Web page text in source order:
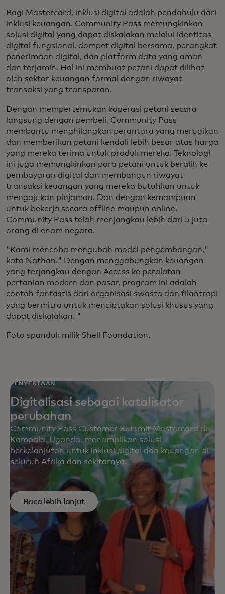
Bagi Mastercard, inklusi digital adalah pendahulu dari
inklusi keuangan. Community Pass memungkinkan
solusi digital yang dapat diskalakan melalui identitas
digital fungsional, dompet digital bersama, perangkat
penerimaan digital, dan platform data yang aman
dan terjamin. Hal ini membuat petani dapat dilihat
oleh sektor keuangan formal dengan riwayat
transaksi yang transparan.
Dengan mempertemukan koperasi petani secara
langsung dengan pembeli, Community Pass
membantu menghilangkan perantara yang merugikan
dan memberikan petani kendali lebih besar atas harga
yang mereka terima untuk produk mereka. Teknologi
ini juga memungkinkan para petani untuk beralih ke
pembayaran digital dan membangun riwayat
transaksi keuangan yang mereka butuhkan untuk
mengajukan pinjaman. Dan dengan kemampuan
untuk bekerja secara offline maupun online,
Community Pass telah menjangkau lebih dari 5 juta
orang di enam negara.
"Kami mencoba mengubah model pengembangan,"
kata Nathan." Dengan menggabungkan keuangan
yang terjangkau dengan Access ke peralatan
pertanian modern dan pasar, program ini adalah
contoh fantastis dari organisasi swasta dan filantropi
yang bermitra untuk menciptakan solusi khusus yang
dapat diskalakan. "
Foto spanduk milik Shell Foundation.
PENYERTAAN
Digitalisasi sebagai katalisator
perubahan
Community Pass Customer Summit Mastercard di
Kampala, Uganda, menampilkan solusi
berkelanjutan untuk inklusi digital dan keuangan di
seluruh Afrika dan sekitarnya.
Baca lebih lanjut